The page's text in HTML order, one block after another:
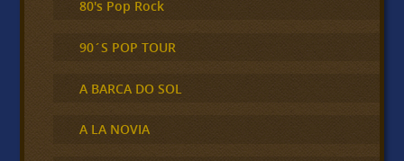
80's Pop Rock
90´S POP TOUR
A BARCA DO SOL
A LA NOVIA